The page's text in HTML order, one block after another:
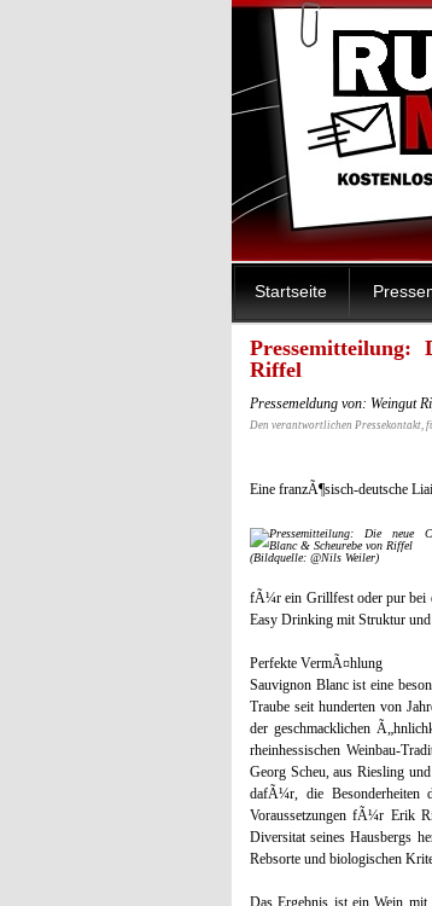
Startseite
Pressemitteilung:
Riffel
Pressemeldung von: Weingut
Den verantwortlichen Pressekontakt,
Eine franzÃ¶sisch-deutsche
(Bildquelle: @Nils Weiler)
fÃ¼r ein Grillfest oder pur bei
Easy Drinking mit Struktur
Perfekte VermÃ¤hlung
Sauvignon Blanc ist eine
Traube seit hunderten von
der geschmacklichen
rheinhessischen Weinbau-
Georg Scheu, aus Riesling
dafÃ¼r, die Besonderheiten
Voraussetzungen fÃ¼r Erik
Diversitat seines Hausbergs
Rebsorte und biologischen
Das Ergebnis ist ein Wein mit